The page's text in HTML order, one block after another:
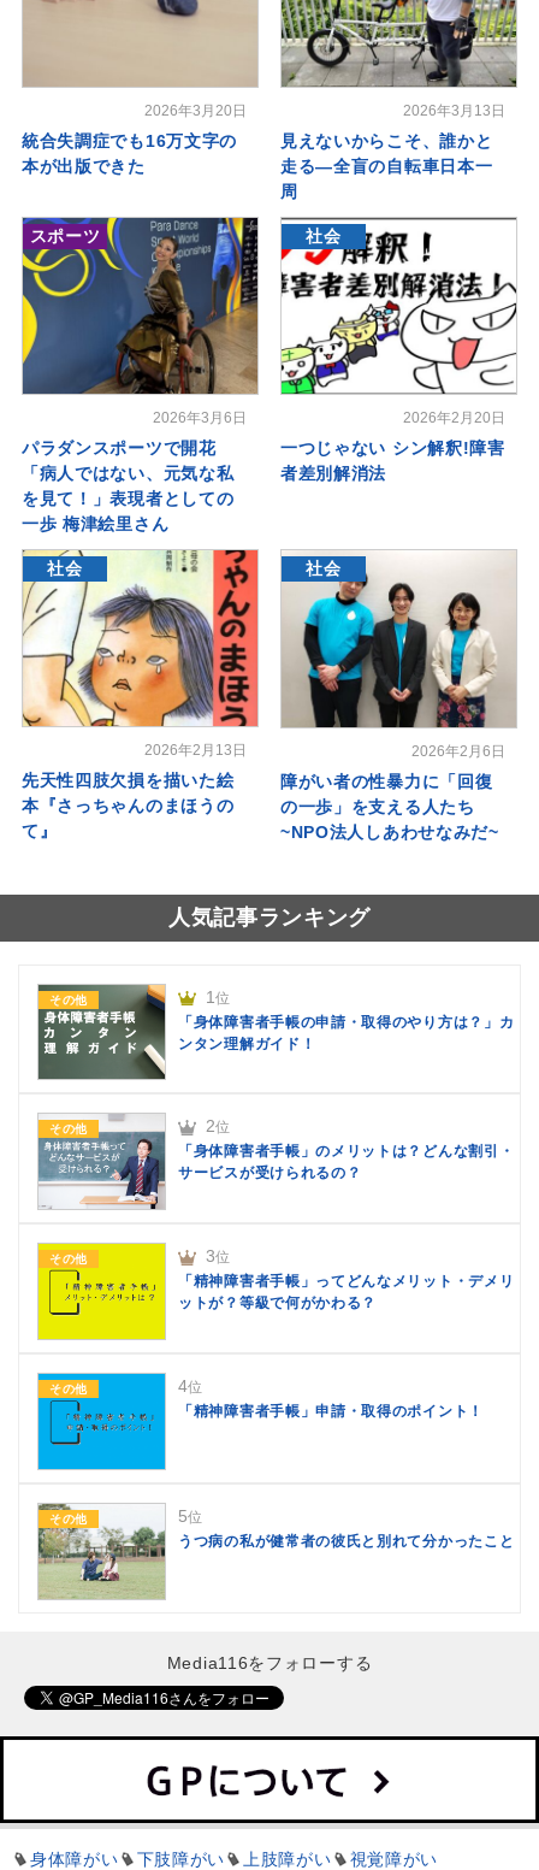
2026年3月20日
統合失調症でも16万文字の
本が出版できた
2026年3月13日
見えないからこそ、誰かと
走る―全盲の自転車日本一
周
スポーツ
2026年3月6日
パラダンスポーツで開花
「病人ではない、元気な私
を見て！」表現者としての
一歩 梅津絵里さん
社会
2026年2月20日
一つじゃない シン解釈!障害
者差別解消法
社会
2026年2月13日
先天性四肢欠損を描いた絵
本『さっちゃんのまほうの
て』
社会
2026年2月6日
障がい者の性暴力に「回復
の一歩」を支える人たち
~NPO法人しあわせなみだ~
人気記事ランキング
その他 1 位
「身体障害者手帳の申請・取得のやり方は？」カ
ンタン理解ガイド！
その他 2位
「身体障害者手帳」のメリットは？どんな割引・
サービスが受けられるの？
その他 3位
「精神障害者手帳」ってどんなメリット・デメリ
ットが？等級で何がかわる？
その他 4位
「精神障害者手帳」申請・取得のポイント！
その他 5位
うつ病の私が健常者の彼氏と別れて分かったこと
Media116をフォローする
身体障がい 下肢障がい 上肢障がい
視覚障がい